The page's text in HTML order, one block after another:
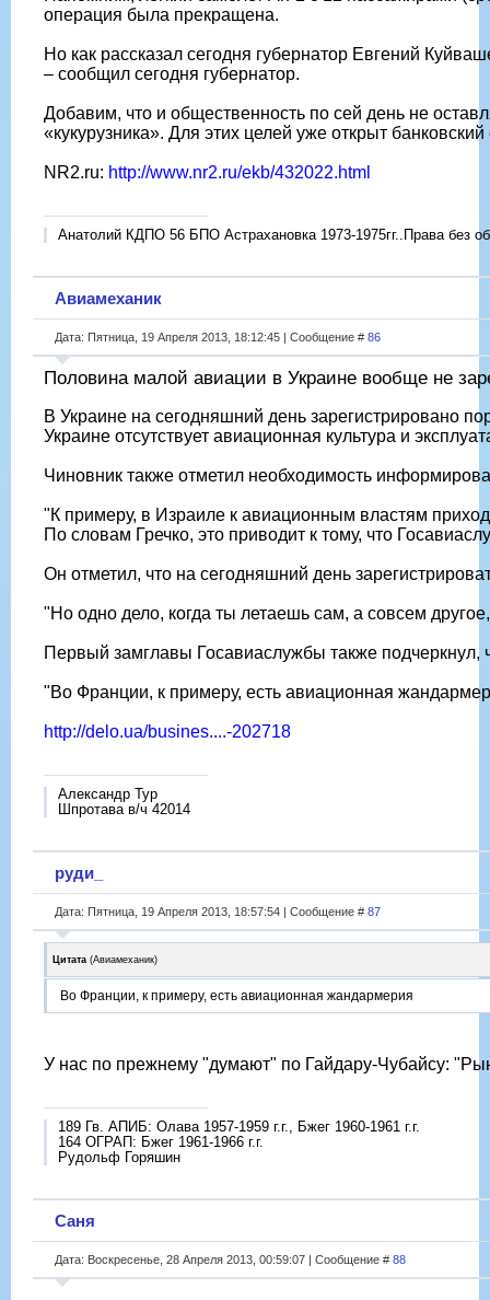
операция была прекращена.
Но как рассказал сегодня губернатор Евгений
– сообщил сегодня губернатор.
Добавим, что и общественность по сей день не
«кукурузника». Для этих целей уже открыт
NR2.ru: http://www.nr2.ru/ekb/432022.html
Анатолий КДПО 56 БПО Астрахановка 1973-1975гг..Права без
Авиамеханик
Дата: Пятница, 19 Апреля 2013, 18:12:45 | Сообщение # 86
Половина малой авиации в Украине вообще не
В Украине на сегодняшний день зарегистрировано
Украине отсутствует авиационная культура и
Чиновник также отметил необходимость
"К примеру, в Израиле к авиационным властям
По словам Гречко, это приводит к тому, что
Он отметил, что на сегодняшний день
"Но одно дело, когда ты летаешь сам, а совсем
Первый замглавы Госавиаслужбы также подчеркнул,
"Во Франции, к примеру, есть авиационная
http://delo.ua/busines....-202718
Александр Тур
Шпротава в/ч 42014
руди_
Дата: Пятница, 19 Апреля 2013, 18:57:54 | Сообщение # 87
Цитата (Авиамеханик)
Во Франции, к примеру, есть авиационная жандармерия
У нас по прежнему "думают" по Гайдару-Чубайсу:
189 Гв. АПИБ: Олава 1957-1959 г.г., Бжег 1960-1961 г.г.
164 ОГРАП: Бжег 1961-1966 г.г.
Рудольф Горяшин
Саня
Дата: Воскресенье, 28 Апреля 2013, 00:59:07 | Сообщение # 88